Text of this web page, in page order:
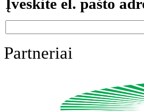
Įveskite el. pašto
Partneriai